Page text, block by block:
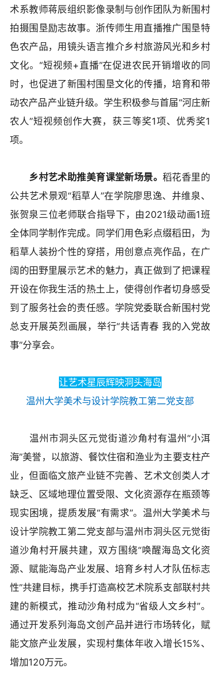
术系教师蒋辰组织影像录制与创作团队为新围村
拍摄围垦励志故事。浙传师生用直播推广围垦特
色农产品，用镜头语言推介乡村旅游风光和乡村
文化。“短视频+直播”在促进农民开销增收的同
时，也促进了新围村围垦文化的传播，培育和带
动农产品产业链升级。学生积极参与首届“河庄新
农人”短视频创作大赛，获三等奖1项、优秀奖1
项。
乡村艺术助推美育课堂新场景。稻花香里的
公共艺术景观“稻草人”在学院廖思逸、井维泉、
张贺泉三位老师联合指导下，由2021级动画1班
全体同学制作完成。同学们用色彩点缀稻田，为
稻草人装扮个性的穿搭，用创意点亮作品，在广
阔的田野里展示艺术的魅力，真正做到了把课程
开设在你我生活的热土上，使得创作者切身感受
到了服务社会的责任感。学院党委联合新围村党
总支开展英烈画展，举行“共话青春 我的入党故
事”分享会。
让艺术星辰辉映洞头海岛
温州大学美术与设计学院教工第二党支部
温州市洞头区元觉街道沙角村有温州“小洱
海”美誉，以旅游、餐饮住宿和渔业为主要支柱产
业，但面临文旅产业链不完善、艺术文创类人才
缺乏、区域地理位置受限、文化资源存在瓶颈等
现实困境，提质发展“有需求”。温州大学美术与
设计学院教工第二党支部与温州市洞头区元觉街
道沙角村开展共建，双方围绕“唤醒海岛文化资
源、赋能海岛产业发展、培育乡村人才队伍标志
性”共建目标，携手打造高校艺术院系支部联村共
建的新模式，推动沙角村成为“省级人文乡村”。
通过开发系列海岛文创产品并进行市场转化，赋
能文旅产业发展，实现村集体年收入增长15%、
增加120万元。